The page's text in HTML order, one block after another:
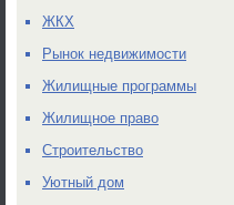
ЖКХ
Рынок недвижимости
Жилищные программы
Жилищное право
Строительство
Уютный дом